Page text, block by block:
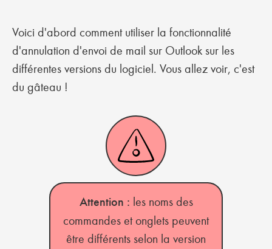
Voici d'abord comment utiliser la fonctionnalité
d'annulation d'envoi de mail sur Outlook sur les
différentes versions du logiciel. Vous allez voir, c'est
du gâteau !
Attention : les noms des
commandes et onglets peuvent
être différents selon la version